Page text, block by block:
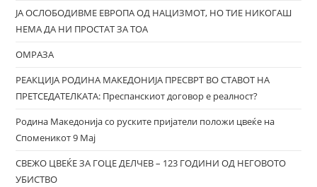
ЈА ОСЛОБОДИВМЕ ЕВРОПА ОД НАЦИЗМОТ, НО ТИЕ НИКОГАШ
НЕМА ДА НИ ПРОСТАТ ЗА ТОА
ОМРАЗА
РЕАКЦИЈА РОДИНА МАКЕДОНИЈА ПРЕСВРТ ВО СТАВОТ НА
ПРЕТСЕДАТЕЛКАТА: Преспанскиот договор е реалност?
Родина Македонија со руските пријатели положи цвеќе на
Споменикот 9 Мај
СВЕЖО ЦВЕЌЕ ЗА ГОЦЕ ДЕЛЧЕВ – 123 ГОДИНИ ОД НЕГОВОТО
УБИСТВО